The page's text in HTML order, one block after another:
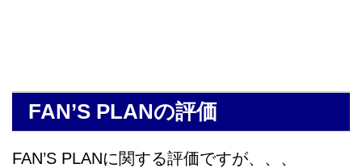
FAN’S PLANの評価
FAN’S PLANに関する評価ですが、、、